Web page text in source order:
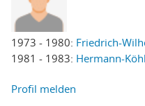
1973 - 1980: Friedrich-
1981 - 1983: Hermann-
Profil melden